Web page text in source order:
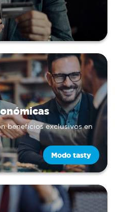
beneficios exclusivos en
Modo tasty